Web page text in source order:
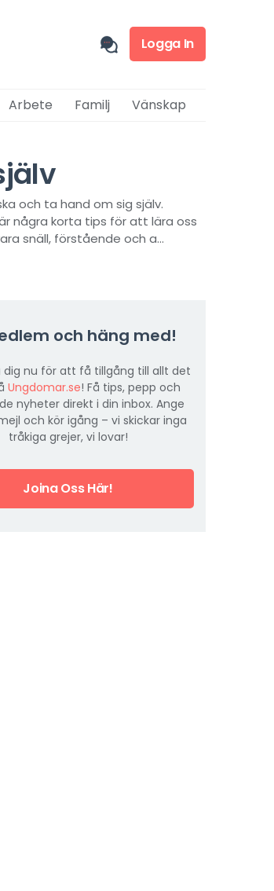
Logga In
Arbete Familj Vänskap
och ta hand om sig själv.
några korta tips för att lära oss
snäll, förstående och a...
och häng med!
dig nu för att få tillgång till allt det
Ungdomar.se! Få tips, pepp och
nyheter direkt i din inbox. Ange
och kör igång – vi skickar inga
tråkiga grejer, vi lovar!
Joina Oss Här!